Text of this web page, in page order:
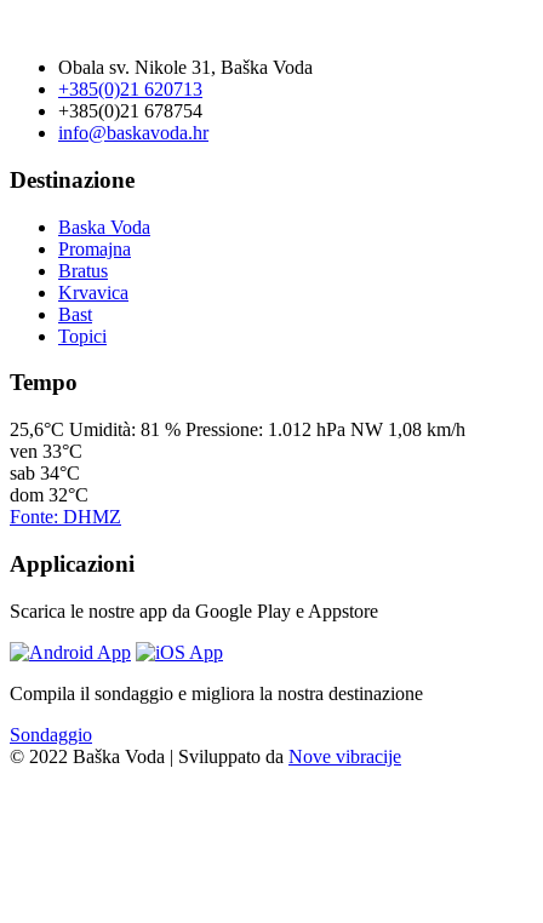
Obala sv. Nikole 31, Baška Voda
+385(0)21 620713
+385(0)21 678754
info@baskavoda.hr
Destinazione
Baska Voda
Promajna
Bratus
Krvavica
Bast
Topici
Tempo
25,6°C Umidità: 81 % Pressione: 1.012 hPa NW 1,08 km/h
ven 33°C
sab 34°C
dom 32°C
Fonte: DHMZ
Applicazioni
Scarica le nostre app da Google Play e Appstore
Compila il sondaggio e migliora la nostra destinazione
Sondaggio
© 2022 Baška Voda | Sviluppato da Nove vibracije